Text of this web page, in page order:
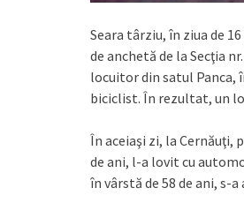
Seara târziu, în ziua de
de anchetă de la Secţia
locuitor din satul Panca,
biciclist. În rezultat, un
În aceiaşi zi, la Cernăuţi,
de ani, l-a lovit cu
în vârstă de 58 de ani, s-